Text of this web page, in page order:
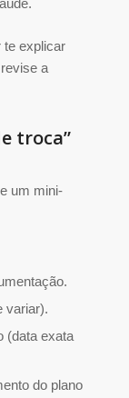
te explicar
a
troca”
um mini-
variar).
(data exata
do plano